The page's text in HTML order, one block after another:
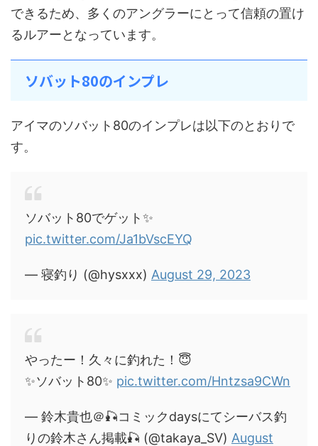
できるため、多くのアングラーにとって信頼の置け
るルアーとなっています。
ソバット80のインプレ
アイマのソバット80のインプレは以下のとおりで
す。
ソバット80でゲット✨
pic.twitter.com/Ja1bVscEYQ
— 寝釣り (@hysxxx) August 29, 2023
やったー！久々に釣れた！😇
✨ソバット80✨ pic.twitter.com/Hntzsa9CWn
— 鈴木貴也＠🎣コミックdaysにてシーバス釣
りの鈴木さん掲載🎣 (@takaya_SV) August